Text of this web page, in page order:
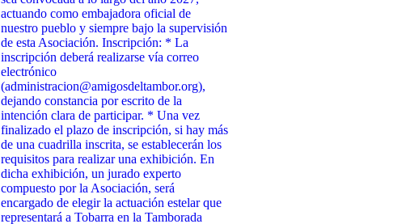
actuando como embajadora oficial de
nuestro pueblo y siempre bajo la supervisión
de esta Asociación. Inscripción: * La
inscripción deberá realizarse vía correo
electrónico
(administracion@amigosdeltambor.org),
dejando constancia por escrito de la
intención clara de participar. * Una vez
finalizado el plazo de inscripción, si hay más
de una cuadrilla inscrita, se establecerán los
requisitos para realizar una exhibición. En
dicha exhibición, un jurado experto
compuesto por la Asociación, será
encargado de elegir la actuación estelar que
representará a Tobarra en la Tamborada